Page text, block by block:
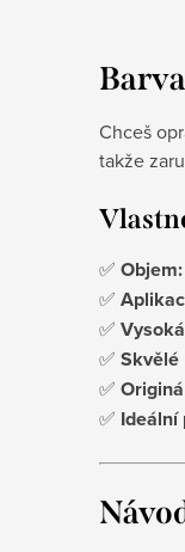
Chceš
takže
✅ Objem:
✅
✅
✅
✅
✅ Ideální